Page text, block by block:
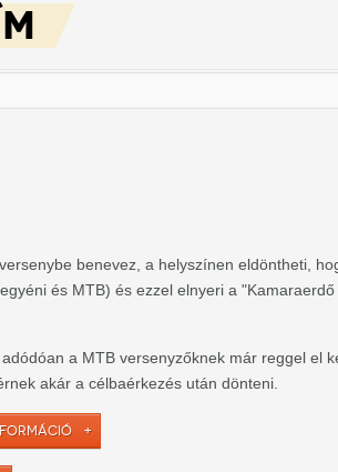
benevez, a helyszínen eldöntheti,
és MTB) és ezzel elnyeri a
a MTB versenyzőknek már reggel el
akár a célbaérkezés után dönteni.